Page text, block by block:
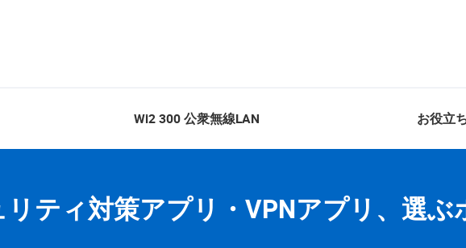
Wi2 300 公衆無線LAN お役立
ティ対策アプリ・VPNアプリ、選ぶ